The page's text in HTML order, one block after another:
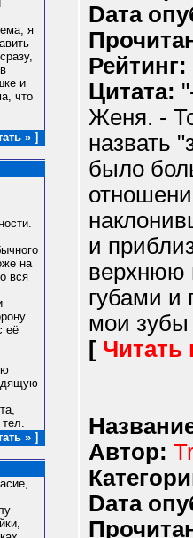
я
и
что
» ]
на
вся
её
» ]
Dата
Рейтинг:
Цитата:
Женя. -
назвать
было
и
верхнюю
губами и
мои зубы
[ Читать
Автор:
Dата